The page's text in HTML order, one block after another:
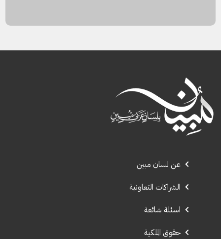
عن لسان مبين
الشراكات التعاونية
اسئلة شائعة
حقوق الملكية